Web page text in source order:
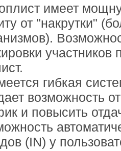
имеет
от "накрутки"
гибкая
возможность
и повысить
(IN) у